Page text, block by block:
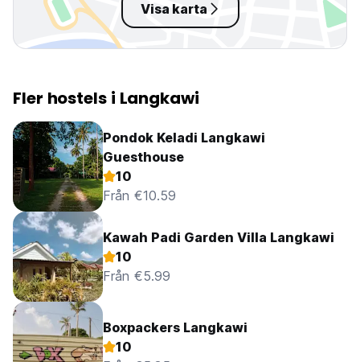
Visa karta
Fler hostels i Langkawi
Pondok Keladi Langkawi
Guesthouse
10
Från €10.59
Kawah Padi Garden Villa Langkawi
10
Från €5.99
Boxpackers Langkawi
10